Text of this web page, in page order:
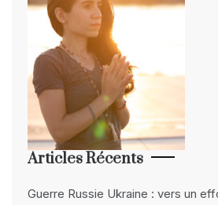
Articles Récents
Guerre Russie Ukraine : vers un